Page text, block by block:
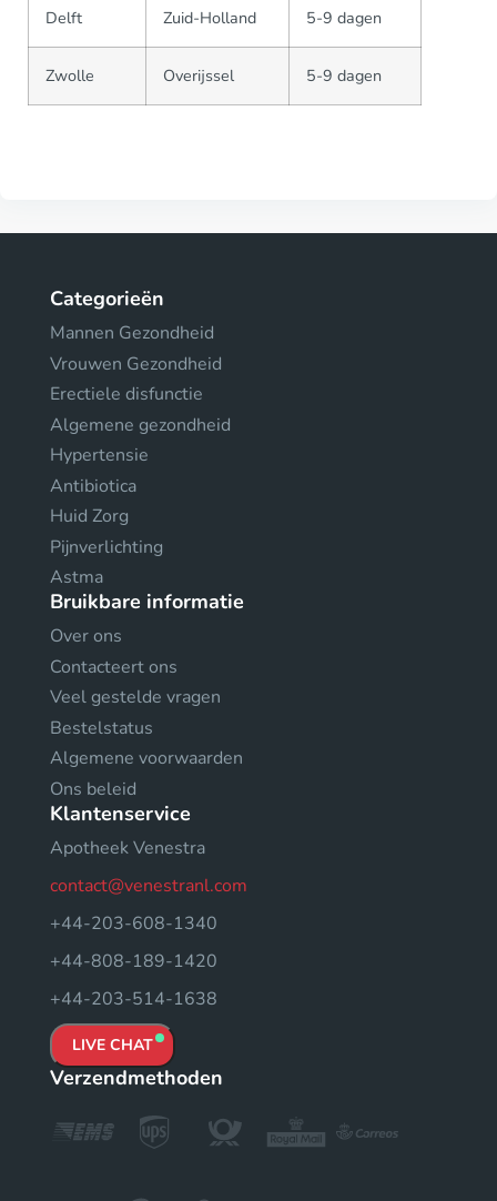
Delft Zuid-Holland 5-9 dagen
Zwolle Overijssel 5-9 dagen
Categorieën
Mannen Gezondheid
Vrouwen Gezondheid
Erectiele disfunctie
Algemene gezondheid
Hypertensie
Antibiotica
Huid Zorg
Pijnverlichting
Astma
Bruikbare informatie
Over ons
Contacteert ons
Veel gestelde vragen
Bestelstatus
Algemene voorwaarden
Ons beleid
Klantenservice
Apotheek Venestra
contact@venestranl.com
+44-203-608-1340
+44-808-189-1420
+44-203-514-1638
LIVE CHAT
Verzendmethoden